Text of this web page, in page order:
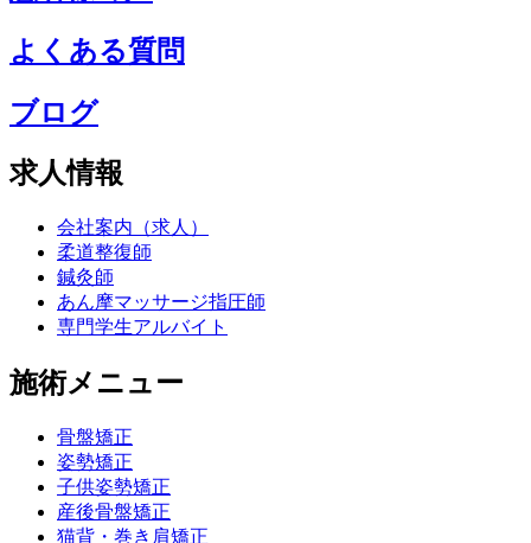
よくある質問
ブログ
求人情報
会社案内（求人）
柔道整復師
鍼灸師
あん摩マッサージ指圧師
専門学生アルバイト
施術メニュー
骨盤矯正
姿勢矯正
子供姿勢矯正
産後骨盤矯正
猫背・巻き肩矯正